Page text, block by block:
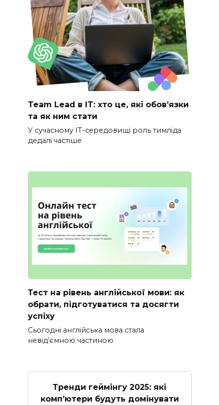
Team Lead в IT: хто це, які обов’язки
та як ним стати
У сучасному IT-середовищі роль тимліда
дедалі частіше
Тест на рівень англійської мови: як
обрати, підготуватися та досягти
успіху
Сьогодні англійська мова стала
невід’ємною частиною
Тренди геймінгу 2025: які
комп’ютери будуть домінувати